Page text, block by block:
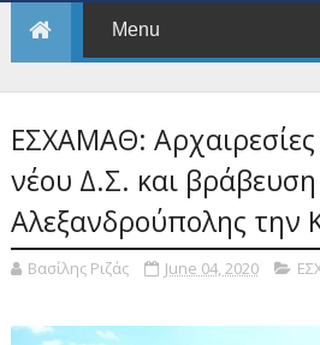
ΕΣΧΑΜΑΘ: Αρχαιρεσίες
νέου Δ.Σ. και
Αλεξανδρούπολης την
Βασίλης Ριζάς June 04, 2020